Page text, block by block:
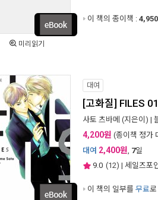
미리읽기
이 책의 종이책 : 4,950
대여
[고화질] FILES 01
사토 츠바메 (지은이) |
4,200원 (종이책 정가
대여 2,400원, 7일
9.0 (12) | 세일즈포
이 책의 일부를 무료